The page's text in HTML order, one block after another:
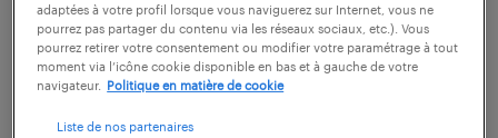
14,50 € par heure
publié le 7 juillet 2026
adaptées à votre profil lorsque vous naviguerez sur Internet, vous ne
pourrez pas partager du contenu via les réseaux sociaux, etc.). Vous
pourrez retirer votre consentement ou modifier votre paramétrage à tout
moment via l’icône cookie disponible en bas et à gauche de votre
navigateur.
Politique en matière de cookie
Liste de nos partenaires